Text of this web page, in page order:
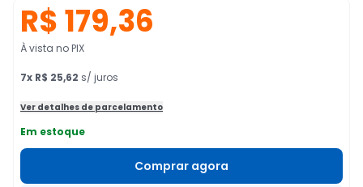
R$ 179,36
À vista no PIX
7x R$ 25,62 s/ juros
Ver detalhes de parcelamento
Em estoque
Comprar agora